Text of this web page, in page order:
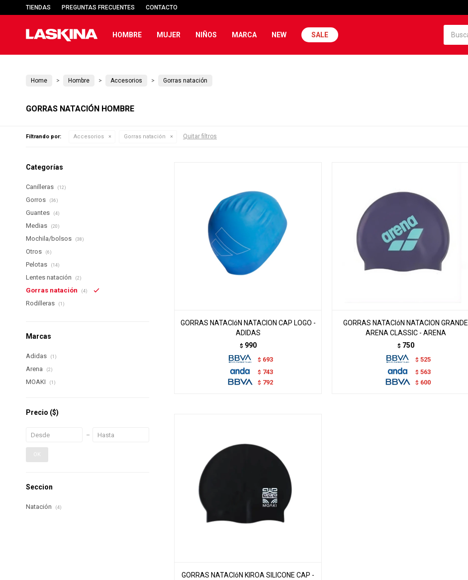
HOMBRE MUJER NIÑOS MARCA NEW SALE
TIENDAS PREGUNTAS FRECUENTES CONTACTO
Home Hombre Accesorios Gorras natación
GORRAS NATACIÓN HOMBRE
Filtrando por: Accesorios Gorras natación Quitar filtros
GORRAS NATACIóN NATACION CAP LOGO -
ADIDAS
$ 990
$ 693
$ 743
$ 792
GORRAS NATACIóN NATACION GRANDE
ARENA CLASSIC - ARENA
$ 750
$ 525
$ 563
$ 600
GORRAS NATACIóN KIROA SILICONE CAP -
Categorías
Canilleras (12)
Gorros (36)
Guantes (4)
Medias (20)
Mochila/bolsos (38)
Otros (6)
Pelotas (14)
Lentes natación (2)
Gorras natación (4)
Rodilleras (1)
Marcas
Adidas (1)
Arena (2)
MOAKI (1)
Precio ($)
OK
Seccion
Natación (4)